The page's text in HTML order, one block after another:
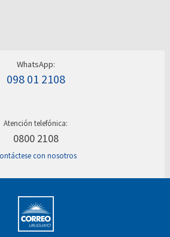
WhatsApp:
098 01 2108
Atención telefónica:
0800 2108
con nosotros